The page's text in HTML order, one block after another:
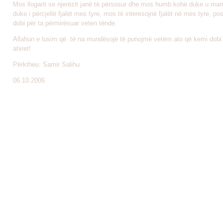
Mos llogarit se njerëzit janë të përsosur dhe mos humb kohë duke u
duke i përcjellë fjalët mes tyre, mos të interesojnë fjalët në mes tyre,
dobi për ta përmirësuar veten tënde.
Allahun e lusim që të na mundësojë të punojmë vetëm ato që kemi dobi
ahiret!
Përktheu: Samir Salihu
06.10.2006